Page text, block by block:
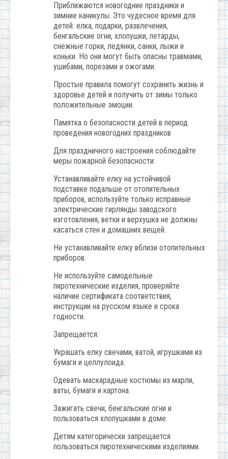
Приближаются новогодние праздники и
зимние каникулы. Это чудесное время для
детей: елка, подарки, развлечения,
бенгальские огни, хлопушки, петарды,
снежные горки, ледянки, санки, лыжи и
коньки. Но они могут быть опасны травмами,
ушибами, порезами и ожогами.
Простые правила помогут сохранить жизнь и
здоровье детей и получить от зимы только
положительные эмоции.
Памятка о безопасности детей в период
проведения новогодних праздников
Для праздничного настроения соблюдайте
меры пожарной безопасности:
Устанавливайте елку на устойчивой
подставке подальше от отопительных
приборов, используйте только исправные
электрические гирлянды заводского
изготовления, ветки и верхушка не должны
касаться стен и домашних вещей.
Не устанавливайте елку вблизи отопительных
приборов.
Не используйте самодельные
пиротехнические изделия, проверяйте
наличие сертификата соответствия,
инструкции на русском языке и срока
годности.
Запрещается:
Украшать елку свечами, ватой, игрушками из
бумаги и целлулоида.
Одевать маскарадные костюмы из марли,
ваты, бумаги и картона.
Зажигать свечи, бенгальские огни и
пользоваться хлопушками в доме.
Детям категорически запрещается
пользоваться пиротехническими изделиями.